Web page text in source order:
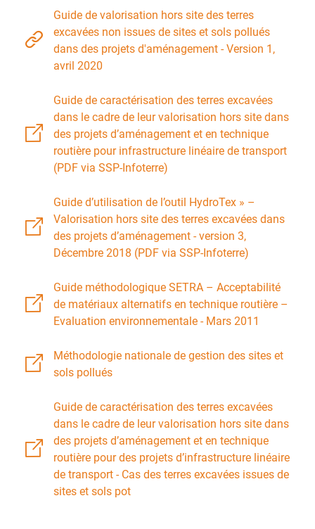
Guide de valorisation hors site des terres
excavées non issues de sites et sols pollués
dans des projets d'aménagement - Version 1,
avril 2020
Guide de caractérisation des terres excavées
dans le cadre de leur valorisation hors site dans
des projets d’aménagement et en technique
routière pour infrastructure linéaire de transport
(PDF via SSP-Infoterre)
Guide d’utilisation de l’outil HydroTex » –
Valorisation hors site des terres excavées dans
des projets d’aménagement - version 3,
Décembre 2018 (PDF via SSP-Infoterre)
Guide méthodologique SETRA – Acceptabilité
de matériaux alternatifs en technique routière –
Evaluation environnementale - Mars 2011
Méthodologie nationale de gestion des sites et
sols pollués
Guide de caractérisation des terres excavées
dans le cadre de leur valorisation hors site dans
des projets d’aménagement et en technique
routière pour des projets d’infrastructure linéaire
de transport - Cas des terres excavées issues de
sites et sols pot